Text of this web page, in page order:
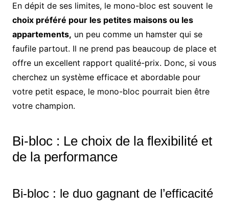
En dépit de ses limites, le mono-bloc est souvent le
choix préféré pour les petites maisons ou les
appartements, un peu comme un hamster qui se
faufile partout. Il ne prend pas beaucoup de place et
offre un excellent rapport qualité-prix. Donc, si vous
cherchez un système efficace et abordable pour
votre petit espace, le mono-bloc pourrait bien être
votre champion.
Bi-bloc : Le choix de la flexibilité et
de la performance
Bi-bloc : le duo gagnant de l’efficacité